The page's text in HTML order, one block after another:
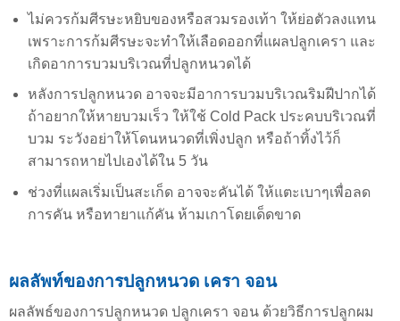
ไม่ควรก้มศีรษะหยิบของหรือสวมรองเท้า ให้ย่อตัวลงแทน
เพราะการก้มศีรษะจะทำให้เลือดออกที่แผลปลูกเครา และ
เกิดอาการบวมบริเวณที่ปลูกหนวดได้
หลังการปลูกหนวด อาจจะมีอาการบวมบริเวณริมฝีปากได้
ถ้าอยากให้หายบวมเร็ว ให้ใช้ Cold Pack ประคบบริเวณที่
บวม ระวังอย่าให้โดนหนวดที่เพิ่งปลูก หรือถ้าทิ้งไว้ก็
สามารถหายไปเองได้ใน 5 วัน
ช่วงที่แผลเริ่มเป็นสะเก็ด อาจจะคันได้ ให้แตะเบาๆเพื่อลด
การคัน หรือทายาแก้คัน ห้ามเกาโดยเด็ดขาด
ผลลัพท์ของการปลูกหนวด เครา จอน
ผลลัพธ์ของการปลูกหนวด ปลูกเครา จอน ด้วยวิธีการปลูกผม